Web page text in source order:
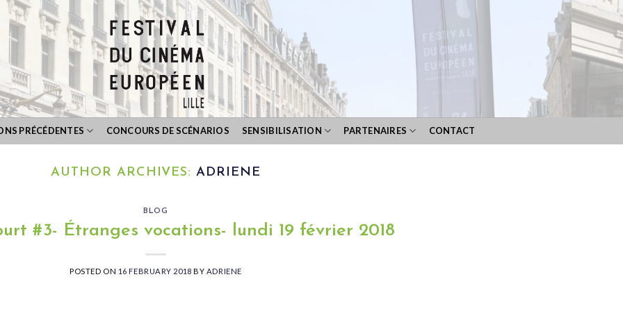
PRÉCÉDENTES CONCOURS DE SCÉNARIOS SENSIBILISATION PARTENAIRES CONTACT
AUTHOR ARCHIVES:ADRIENE
BLOG
#3- Étranges vocations- lundi 19 février 2018
POSTED ON 16 FEBRUARY 2018 BY ADRIENE